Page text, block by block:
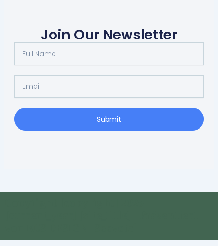
Join Our Newsletter
Name
Submit